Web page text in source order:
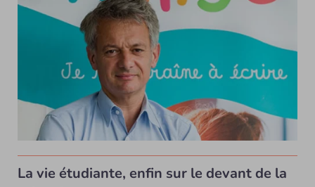
La vie étudiante, enfin sur le devant de la